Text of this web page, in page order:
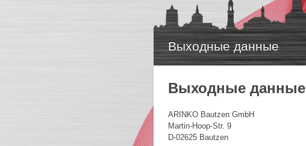
Выходные данные
Выходные данные
ARINKO Bautzen GmbH
Martin-Hoop-Str. 9
D-02625 Bautzen